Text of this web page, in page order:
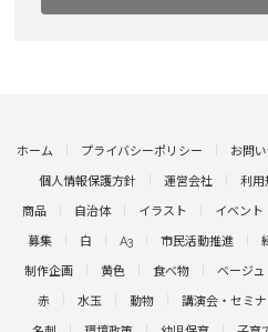
ホーム プライバシーポリシー お問
個人情報保護方針 運営会社 利用
商品 自治体 イラスト イベント
募集 白 A3 市民活動推進
制作企画 黄色 食べ物 ベージュ
赤 水玉 動物 講演会・セミナ